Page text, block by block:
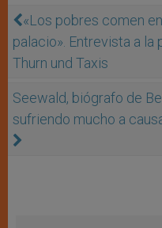
«Los pobres comen
palacio». Entrevista a la
Thurn und Taxis
Seewald, biógrafo de
sufriendo mucho a